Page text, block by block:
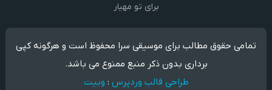
برای تو مهیار
تمامی حقوق مطالب برای موسیقی سرا محفوظ است و هرگونه کپی
برداری بدون ذکر منبع ممنوع می باشد.
طراحی قالب وردپرس : وبیت